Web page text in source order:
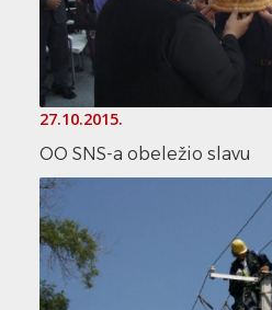
27.10.2015.
OO SNS-a obeležio slavu